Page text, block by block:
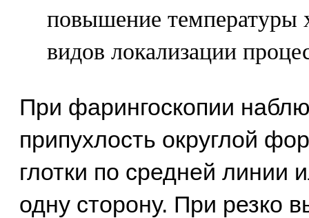
повышение температуры
видов локализации
При фарингоскопии
припухлость округлой
глотки по средней
одну сторону. При резко